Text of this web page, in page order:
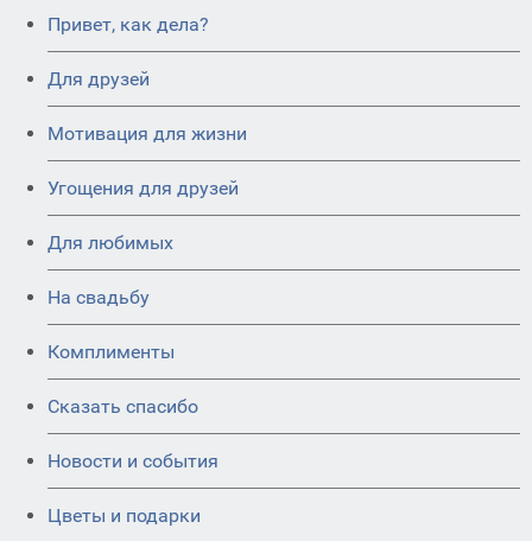
Привет, как дела?
Для друзей
Мотивация для жизни
Угощения для друзей
Для любимых
На свадьбу
Комплименты
Сказать спасибо
Новости и события
Цветы и подарки